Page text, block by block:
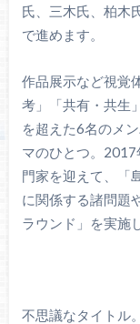
氏、三木氏、柏木
で進めます。
作品展示など視覚
考」「共有・共生
を超えた6名のメ
マのひとつ。
門家を迎えて、「
に関係する諸問題
ラウンド」を実施
不思議なタイトル